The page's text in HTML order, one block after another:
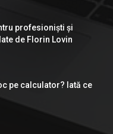
profesionişti şi
de Florin Lovin
pe calculator? Iată ce